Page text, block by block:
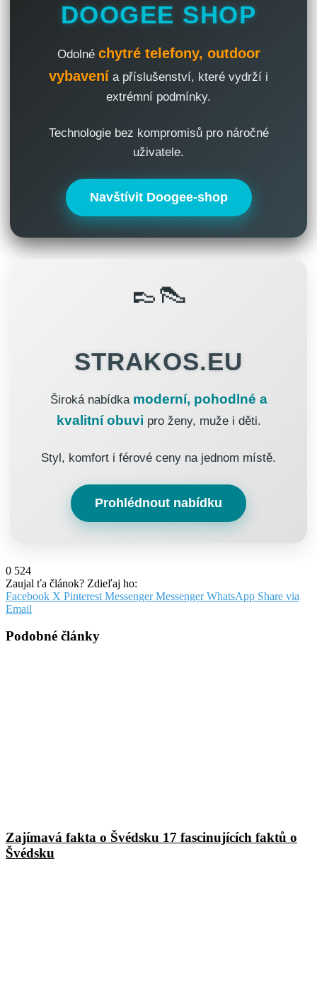
DOOGEE SHOP
Odolné chytré telefony, outdoor
vybavení a příslušenství, které vydrží i
extrémní podmínky.
Technologie bez kompromisů pro náročné
uživatele.
Navštívit Doogee-shop
👞👠
STRAKOS.EU
Široká nabídka moderní, pohodlné a
kvalitní obuvi pro ženy, muže i děti.
Styl, komfort i férové ceny na jednom místě.
Prohlédnout nabídku
0 524
Zaujal ťa článok? Zdieľaj ho:
Facebook X Pinterest Messenger Messenger WhatsApp Share via
Email
Podobné články
Zajímavá fakta o Švédsku 17 fascinujících faktů o
Švédsku